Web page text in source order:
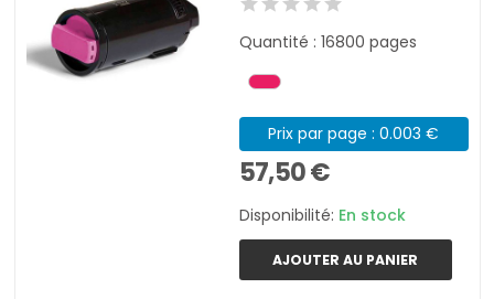
Quantité : 16800 pages
Prix par page : 0.003 €
57,50 €
Disponibilité: En stock
AJOUTER AU PANIER